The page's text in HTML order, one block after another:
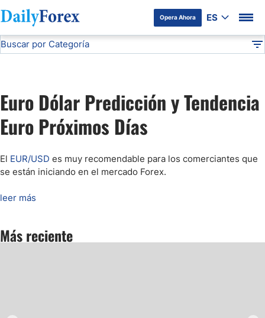
Opera Ahora ES
Divulgación del Anunciante
Buscar por Categoría
Análisis de Mercados Bursátiles
Pronóstico del S&P 500 Hoy
Euro Dólar Predicción y Tendencia
Euro Próximos Días
El EUR/USD es muy recomendable para los comerciantes que
se están iniciando en el mercado Forex.
leer más
Más reciente